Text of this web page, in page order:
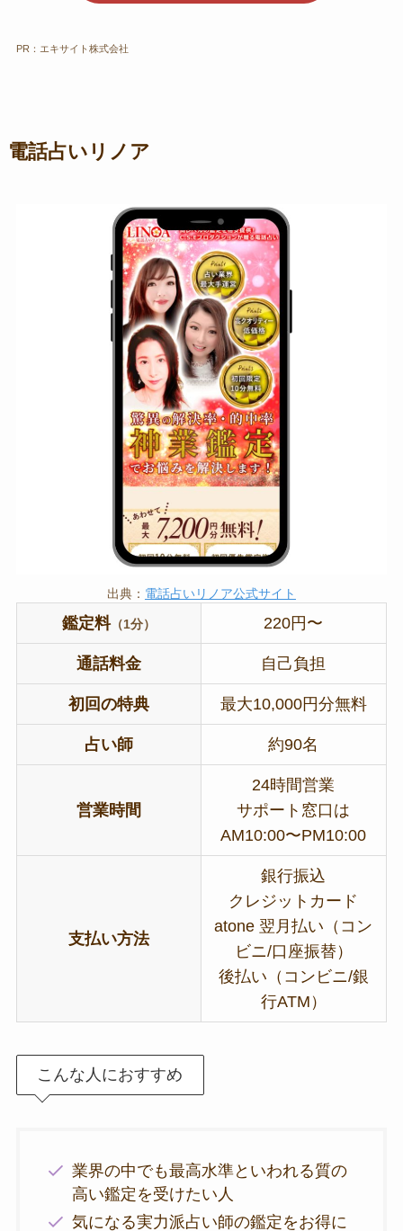
PR：エキサイト株式会社
電話占いリノア
出典： 電話占いリノア公式サイト
鑑定料（1分） 220円〜
通話料金 自己負担
初回の特典 最大10,000円分無料
占い師 約90名
営業時間
24時間営業
サポート窓口は
AM10:00〜PM10:00
支払い方法
銀行振込
クレジットカード
atone 翌月払い（コン
ビニ/口座振替）
後払い（コンビニ/銀
行ATM）
こんな人におすすめ
業界の中でも最高水準といわれる質の
高い鑑定を受けたい人
気になる実力派占い師の鑑定をお得に